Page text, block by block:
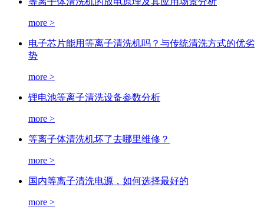
more >
电子芯片能用等离子清洗机吗？与传统清洗方式的优劣
势
more >
锂电池等离子清洗设备参数分析
more >
等离子体清洗机坏了去哪里维修？
more >
国内等离子清洗电源，如何选择最好的
more >